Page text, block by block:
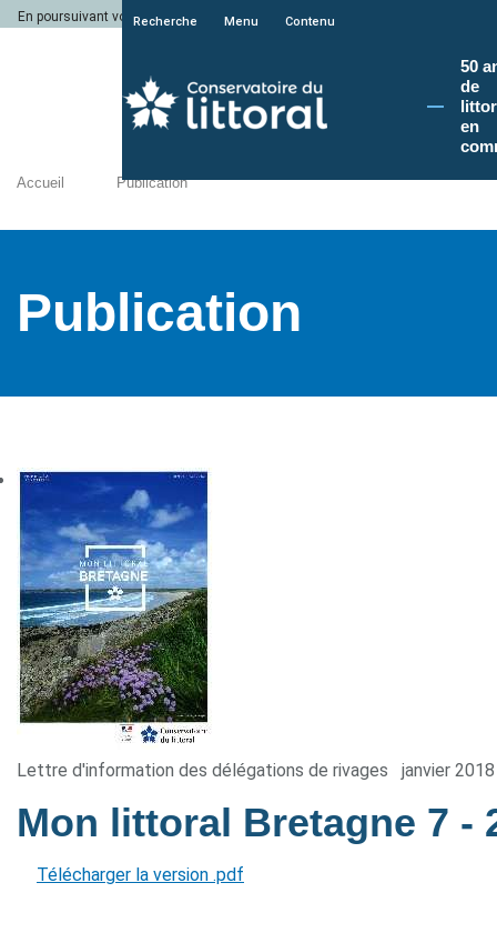
En poursuivant votre navigation sur le site du Conservatoire du littoral, vous
Recherche Menu Contenu
50
de
en
Accueil Publication
Publication
Lettre d'information des délégations de rivages janvier 2018
Mon littoral Bretagne 7 -
Télécharger la version .pdf